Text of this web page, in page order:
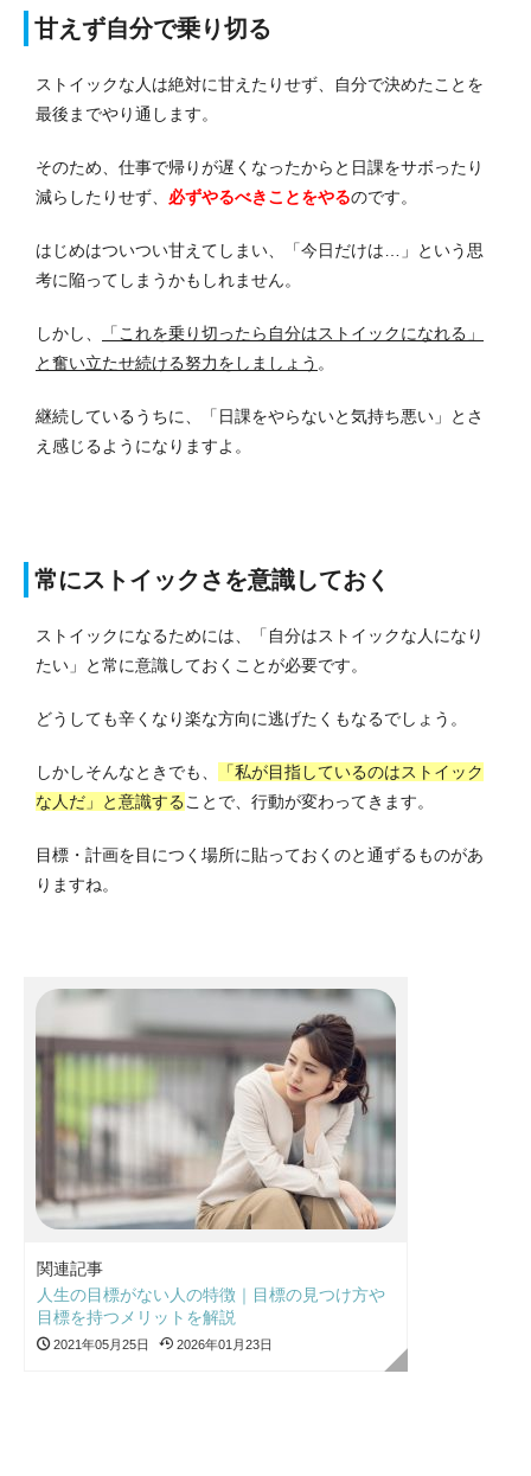
甘えず自分で乗り切る
ストイックな人は絶対に甘えたりせず、自分で決めたことを
最後までやり通します。
そのため、仕事で帰りが遅くなったからと日課をサボったり
減らしたりせず、 必ずやるべきことをやるのです。
はじめはついつい甘えてしまい、「今日だけは…」という思
考に陥ってしまうかもしれません。
しかし、
「これを乗り切ったら自分はストイックになれる」
と奮い立たせ続ける努力をしましょう 。
継続しているうちに、「日課をやらないと気持ち悪い」とさ
え感じるようになりますよ。
常にストイックさを意識しておく
ストイックになるためには、「自分はストイックな人になり
たい」と常に意識しておくことが必要です。
どうしても辛くなり楽な方向に逃げたくもなるでしょう。
しかしそんなときでも、
「私が目指しているのはストイック
な人だ」と意識する ことで、行動が変わってきます。
目標・計画を目につく場所に貼っておくのと通ずるものがあ
りますね。
関連記事
人生の目標がない人の特徴｜目標の見つけ方や
目標を持つメリットを解説
2021年05月25日 2026年01月23日